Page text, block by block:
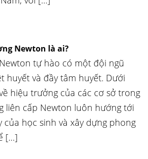
Newton là ai?
tự hào có một đội ngũ
huyết và đầy tâm huyết. Dưới
hiệu trưởng của các cơ sở trong
liên cấp Newton luôn hướng tới
học sinh và xây dựng phong
[…]